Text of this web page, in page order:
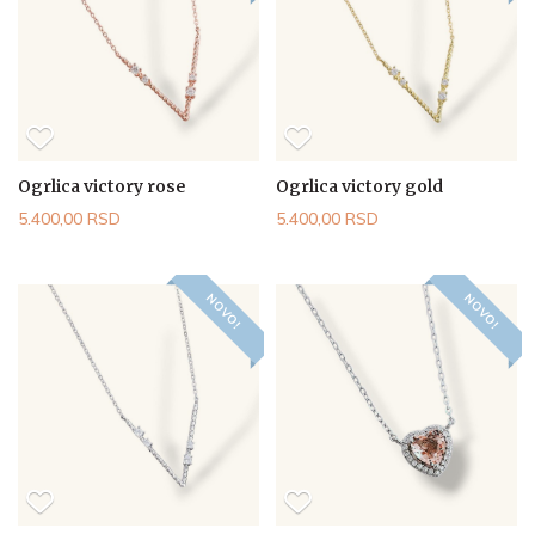
Ogrlica victory rose
5.400,00 RSD
Ogrlica victory gold
5.400,00 RSD
NOVO! NOVO!